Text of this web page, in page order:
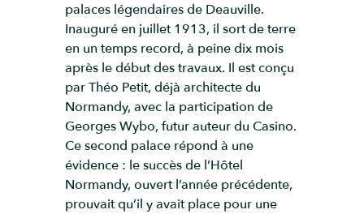
palaces légendaires de Deauville.
Inauguré en juillet 1913, il sort de terre
en un temps record, à peine dix mois
après le début des travaux. Il est conçu
par Théo Petit, déjà architecte du
Normandy, avec la participation de
Georges Wybo, futur auteur du Casino.
Ce second palace répond à une
évidence : le succès de l’Hôtel
Normandy, ouvert l’année précédente,
prouvait qu’il y avait place pour une